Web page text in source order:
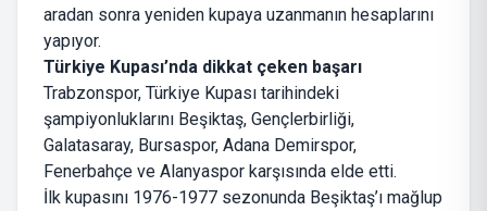
aradan sonra yeniden kupaya uzanmanın hesaplarını
yapıyor.
Türkiye Kupası’nda dikkat çeken başarı
Trabzonspor, Türkiye Kupası tarihindeki
şampiyonluklarını Beşiktaş, Gençlerbirliği,
Galatasaray, Bursaspor, Adana Demirspor,
Fenerbahçe ve Alanyaspor karşısında elde etti.
İlk kupasını 1976-1977 sezonunda Beşiktaş’ı mağlup